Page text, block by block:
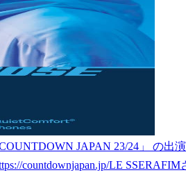
JAPAN 23/24」 の
countdownjapan.jp/LE SSERAFIM